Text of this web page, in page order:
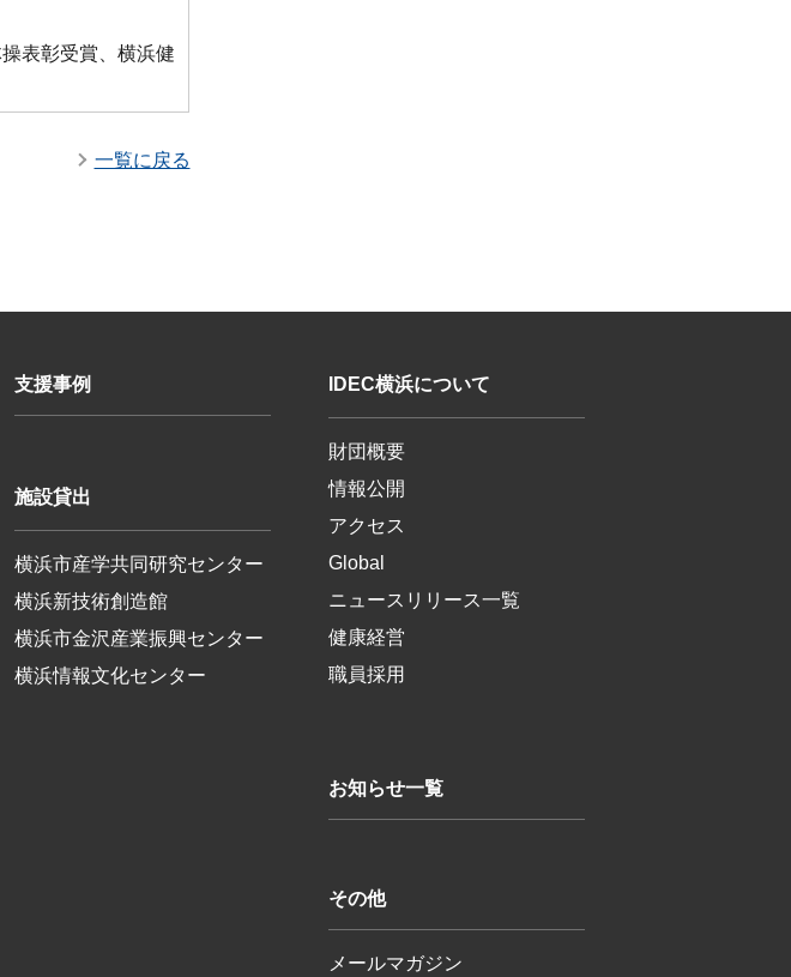
表彰受賞、横浜健
一覧に戻る
支援事例
施設貸出
横浜市産学共同研究センター
横浜新技術創造館
横浜市金沢産業振興センター
横浜情報文化センター
IDEC横浜について
財団概要
情報公開
アクセス
Global
ニュースリリース一覧
健康経営
職員採用
お知らせ一覧
その他
メールマガジン